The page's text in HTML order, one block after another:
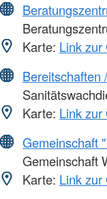
Karte: Link zur
Bereitschaften
Karte: Link zur
Gemeinschaft
Gemeinschaft
Karte: Link zur